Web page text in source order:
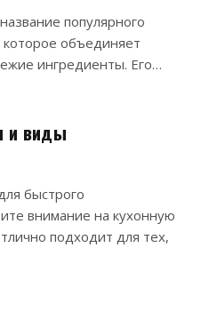
которое объединяет
ингредиенты. Его…
и виды
быстрого
внимание на кухонную
подходит для тех,